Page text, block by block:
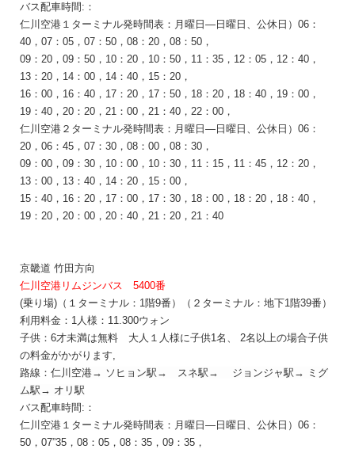
バス配車時間:：
仁川空港１ターミナル発時間表： 月曜日― 日曜日、 公休日 ）06：
40，07：05，07：50，08：20，08：50，
09：20，09：50，10：20，10：50，11：35，12：05，12：40，
13：20，14：00，14：40，15：20，
16：00，16：40，17：20，17：50，18：20，18：40，19：00，
19：40，20：20，21：00，21：40，22：00，
仁川空港２ターミナル発時間表： 月曜日― 日曜日、 公休日 ）06：
20，06：45，07：30，08：00，08：30，
09：00，09：30，10：00，10：30，11：15，11：45，12：20，
13：00，13：40，14：20，15：00，
15：40，16：20，17：00，17：30，18：00，18：20，18：40，
19：20，20：00，20：40，21：20，21：40
京畿道 竹田方向
仁川空港リムジンバス 5400番
(乗り場)（１ターミナル：1階9番）（２ターミナル：地下1階39番）
利用料金：1人様：11.300ウォン
子供：6才未満は無料 大人１人様に子供1名、 2名以上の場合子供
の料金がかがります,
路線： 仁川空港→ ソヒョン駅→ スネ駅 → ジョンジャ駅 → ミグ
ム駅 → オリ駅
バス配車時間:：
仁川空港１ターミナル発時間表： 月曜日― 日曜日、 公休日 ）06：
50，07”35，08：05，08：35，09：35，